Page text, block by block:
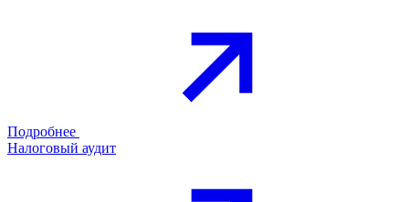
Подробнее
Налоговый аудит